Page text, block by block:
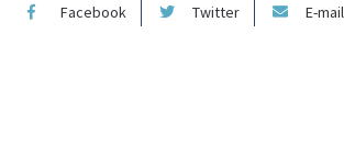
Facebook Twitter E-mail